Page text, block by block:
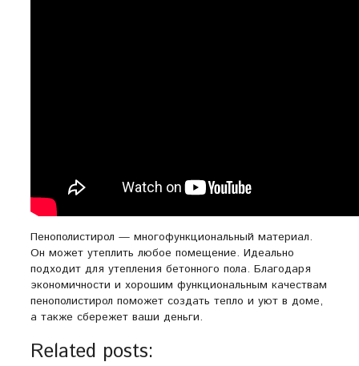
Пенополистирол — многофункциональный материал.
Он может утеплить любое помещение. Идеально
подходит для утепления бетонного пола. Благодаря
экономичности и хорошим функциональным качествам
пенополистирол поможет создать тепло и уют в доме,
а также сбережет ваши деньги.
Related posts: